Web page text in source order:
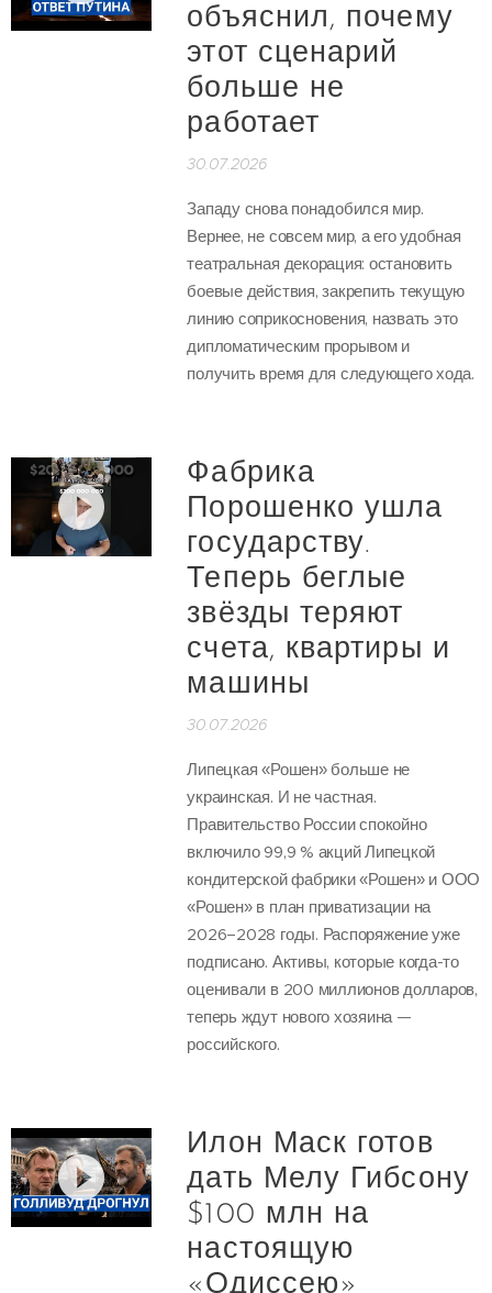
объяснил, почему
этот сценарий
больше не
работает
30.07.2026
Западу снова понадобился мир.
Вернее, не совсем мир, а его удобная
театральная декорация: остановить
боевые действия, закрепить текущую
линию соприкосновения, назвать это
дипломатическим прорывом и
получить время для следующего хода.
Фабрика
Порошенко ушла
государству.
Теперь беглые
звёзды теряют
счета, квартиры и
машины
30.07.2026
Липецкая «Рошен» больше не
украинская. И не частная.
Правительство России спокойно
включило 99,9 % акций Липецкой
кондитерской фабрики «Рошен» и ООО
«Рошен» в план приватизации на
2026–2028 годы. Распоряжение уже
подписано. Активы, которые когда-то
оценивали в 200 миллионов долларов,
теперь ждут нового хозяина —
российского.
Илон Маск готов
дать Мелу Гибсону
$100 млн на
настоящую
«Одиссею»